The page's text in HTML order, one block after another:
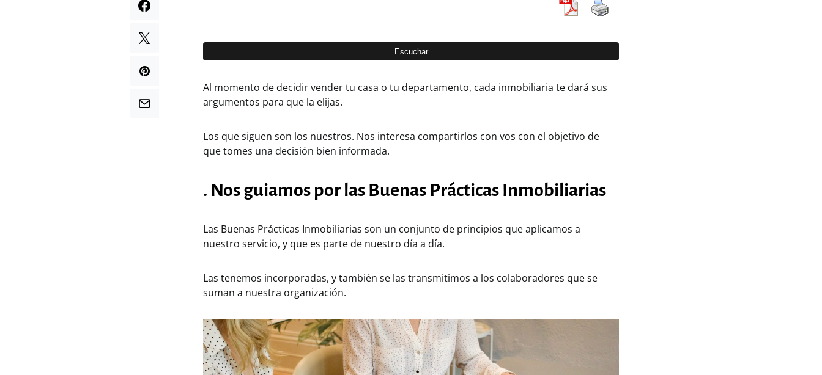
Al momento de decidir vender tu casa o tu departamento, cada inmobiliaria te dará sus
argumentos para que la elijas.
Los que siguen son los nuestros. Nos interesa compartirlos con vos con el objetivo de
que tomes una decisión bien informada.
. Nos guiamos por las Buenas Prácticas Inmobiliarias
Las Buenas Prácticas Inmobiliarias son un conjunto de principios que aplicamos a
nuestro servicio, y que es parte de nuestro día a día.
Las tenemos incorporadas, y también se las transmitimos a los colaboradores que se
suman a nuestra organización.